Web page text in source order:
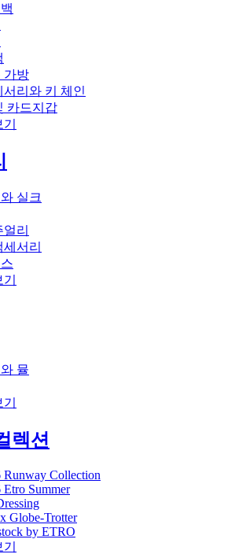
가방
서리와 키 체인
카드지갑
실크
리
서리
뮬
렉션
Runway Collection
Etro Summer
Globe-Trotter
by ETRO